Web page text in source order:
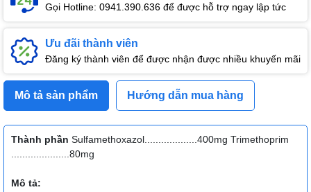
Gọi Hotline: 0941.390.636 để được hỗ trợ ngay lập tức
Ưu đãi thành viên
Đăng ký thành viên để được nhận được nhiều khuyến mãi
Mô tả sản phẩm Hướng dẫn mua hàng
Thành phần Sulfamethoxazol...................400mg Trimethoprim
.....................80mg
Mô tả: